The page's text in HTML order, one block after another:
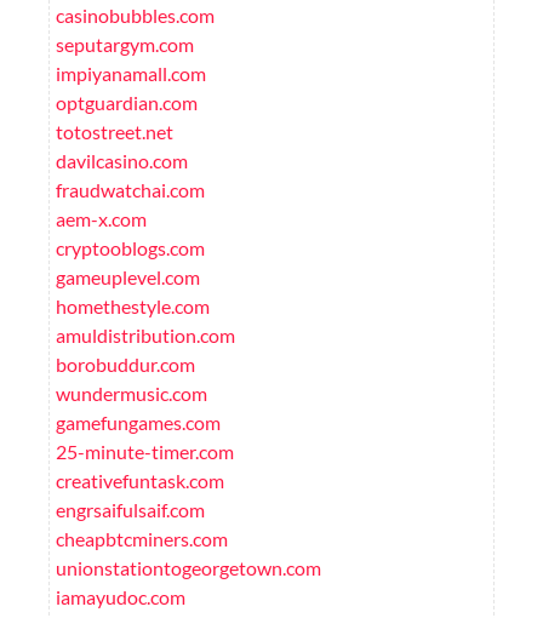
casinobubbles.com
seputargym.com
impiyanamall.com
optguardian.com
totostreet.net
davilcasino.com
fraudwatchai.com
aem-x.com
cryptooblogs.com
gameuplevel.com
homethestyle.com
amuldistribution.com
borobuddur.com
wundermusic.com
gamefungames.com
25-minute-timer.com
creativefuntask.com
engrsaifulsaif.com
cheapbtcminers.com
unionstationtogeorgetown.com
iamayudoc.com